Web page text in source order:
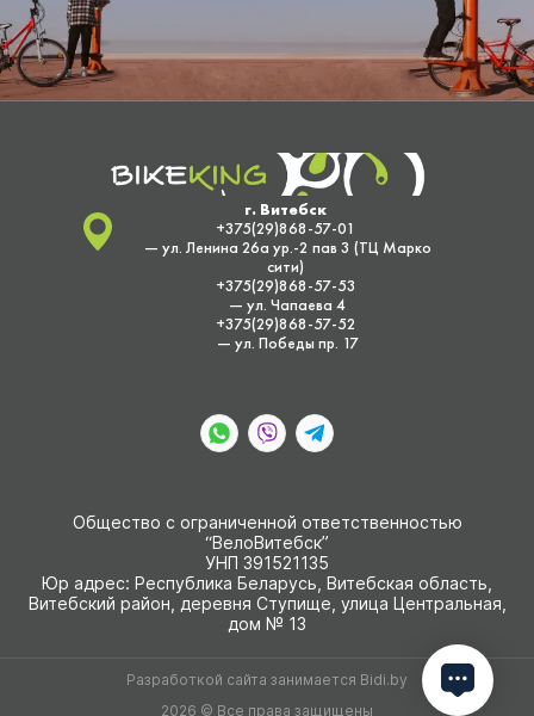
г. Витебск
+375(29)868-57-01
— ул. Ленина 26а ур.-2 пав 3 (ТЦ Марко
сити)
+375(29)868-57-53
— ул. Чапаева 4
+375(29)868-57-52
— ул. Победы пр. 17
Общество с ограниченной ответственностью
“ВелоВитебск”
УНП 391521135
Юр адрес: Республика Беларусь, Витебская область,
Витебский район, деревня Ступище, улица Центральная,
дом № 13
Разработкой сайта занимается Bidi.by
2026 © Все права защищены